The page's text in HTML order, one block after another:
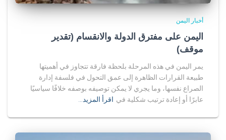
أخبار اليمن
اليمن على مفترق الدولة والانقسام (تقدير
موقف)
يمر اليمن في هذه المرحلة بلحظة فارقة تتجاوز في أهميتها
طبيعة القرارات الظاهرة إلى عمق التحول في فلسفة إدارة
الصراع نفسها، وما يجري لا يمكن توصيفه بوصفه خلافًا سياسيًا
عابرًا أو إعادة ترتيب شكلية في اقرأ المزيد…